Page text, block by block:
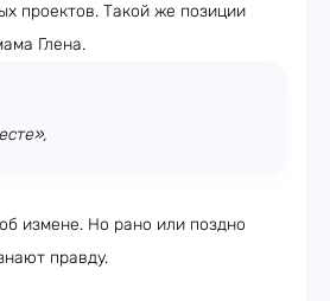
проектов. Такой же позиции
Глена.
измене. Но рано или поздно
правду.